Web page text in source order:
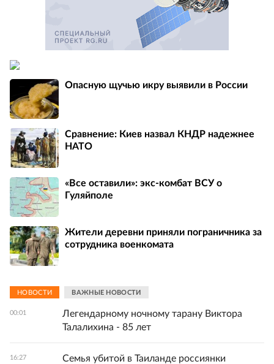
Опасную щучью икру выявили в России
Сравнение: Киев назвал КНДР надежнее
НАТО
«Все оставили»: экс-комбат ВСУ о
Гуляйполе
Жители деревни приняли пограничника за
сотрудника военкомата
НОВОСТИ ВАЖНЫЕ НОВОСТИ
00:01
Легендарному ночному тарану Виктора
Талалихина - 85 лет
16:27
Семья убитой в Таиланде россиянки